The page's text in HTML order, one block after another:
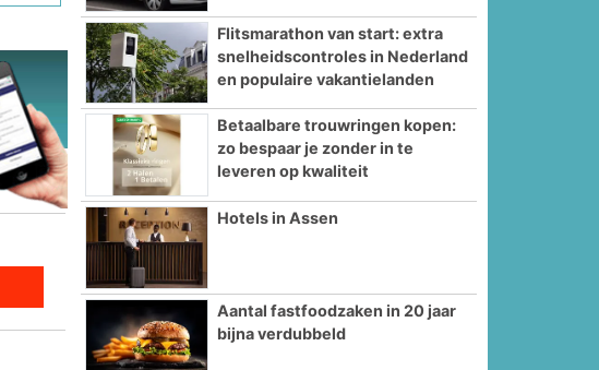
Flitsmarathon van start: extra
snelheidscontroles in Nederland
en populaire vakantielanden
Betaalbare trouwringen kopen:
zo bespaar je zonder in te
leveren op kwaliteit
Hotels in Assen
Aantal fastfoodzaken in 20 jaar
bijna verdubbeld